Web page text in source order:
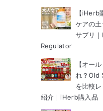
【iHerb
ケアの
サプリ
Regulator
【オー
れ？Old
を比較
紹介｜iHerb購入品